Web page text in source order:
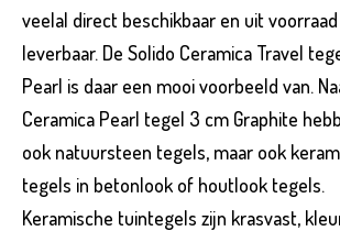
veelal direct beschikbaar en uit voorraad
leverbaar. De Solido Ceramica Travel
Pearl is daar een mooi voorbeeld van.
Ceramica Pearl tegel 3 cm Graphite
ook natuursteen tegels, maar ook
tegels in betonlook of houtlook tegels.
Keramische tuintegels zijn krasvast,
Variant*
Hoeveelm2heeft u nodig?*